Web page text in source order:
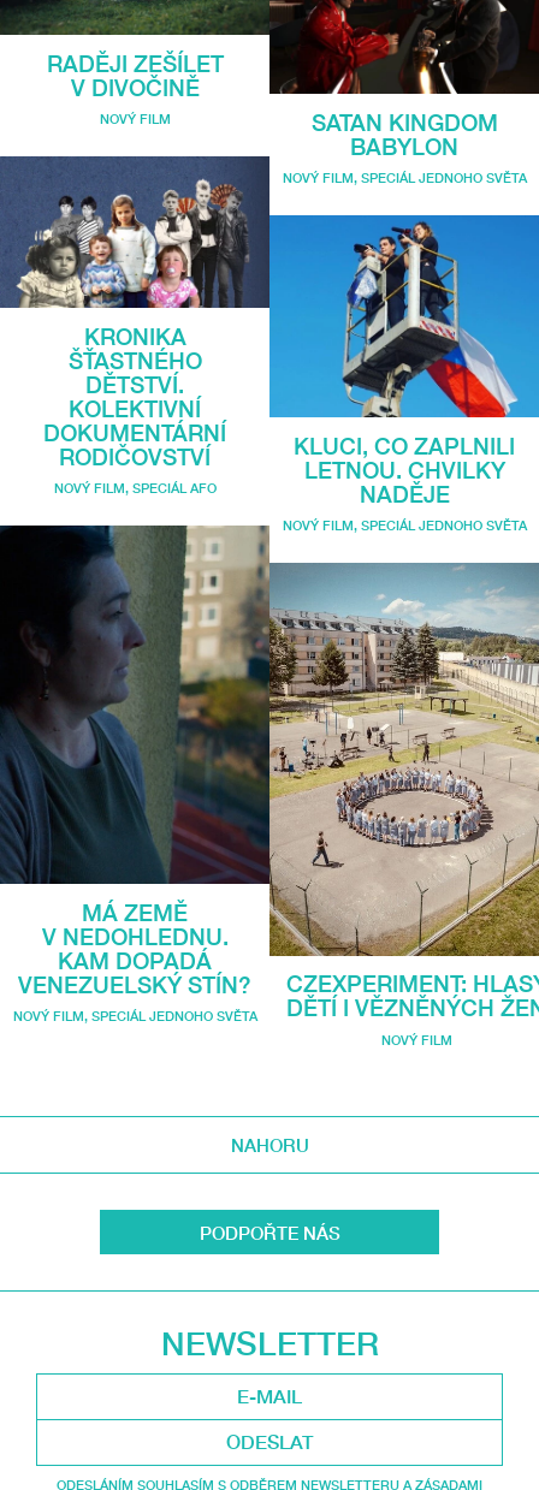
RADĚJI ZEŠÍLET
V DIVOČINĚ
NOVÝ FILM
KRONIKA
ŠŤASTNÉHO
DĚTSTVÍ.
KOLEKTIVNÍ
DOKUMENTÁRNÍ
RODIČOVSTVÍ
NOVÝ FILM, SPECIÁL AFO
MÁ ZEMĚ
V NEDOHLEDNU.
KAM DOPADÁ
VENEZUELSKÝ STÍN?
NOVÝ FILM, SPECIÁL JEDNOHO SVĚTA
SATAN KINGDOM
BABYLON
NOVÝ FILM, SPECIÁL JEDNOHO SVĚTA
KLUCI, CO ZAPLNILI
LETNOU. CHVILKY
NADĚJE
NOVÝ FILM, SPECIÁL JEDNOHO SVĚTA
CZEXPERIMENT:
DĚTÍ I VĚZNĚNÝCH
NOVÝ FILM
NAHORU
PODPOŘTE NÁS
NEWSLETTER
ODESLAT
ODESLÁNÍM SOUHLASÍM S ODBĚREM NEWSLETTERU A ZÁSADAMI